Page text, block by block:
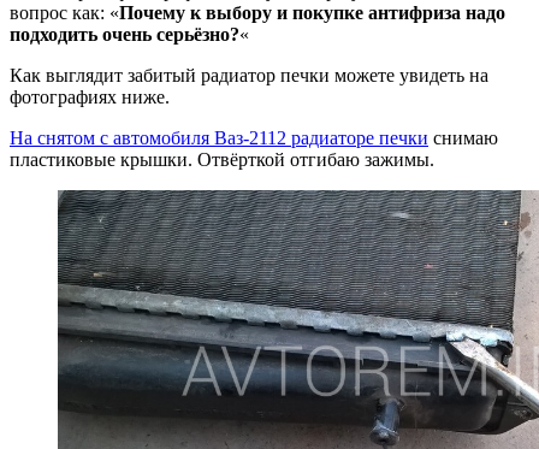
вопрос как: «Почему к выбору и покупке антифриза надо
подходить очень серьёзно?«
Как выглядит забитый радиатор печки можете увидеть на
фотографиях ниже.
На снятом с автомобиля Ваз-2112 радиаторе печки снимаю
пластиковые крышки. Отвёрткой отгибаю зажимы.